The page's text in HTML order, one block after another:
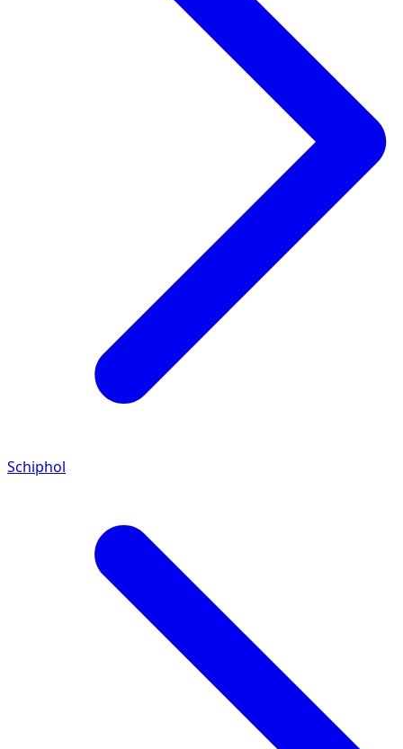
Schiphol